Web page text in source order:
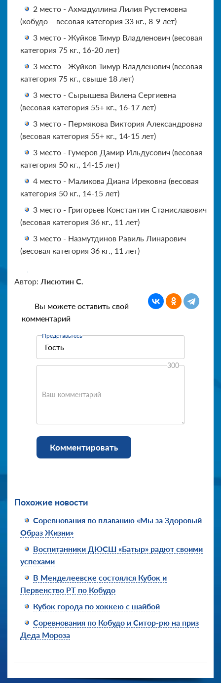
2 место - Ахмадуллина Лилия Рустемовна
(кобудо – весовая категория 33 кг., 8-9 лет)
3 место - Жуйков Тимур Владленович (весовая
категория 75 кг., 16-20 лет)
3 место - Жуйков Тимур Владленович (весовая
категория 75 кг., свыше 18 лет)
3 место - Сырышева Вилена Сергиевна
(весовая категория 55+ кг., 16-17 лет)
3 место - Пермякова Виктория Александровна
(весовая категория 55+ кг., 14-15 лет)
3 место - Гумеров Дамир Ильдусович (весовая
категория 50 кг., 14-15 лет)
4 место - Маликова Диана Ирековна (весовая
категория 50 кг., 14-15 лет)
3 место - Григорьев Константин Станиславович
(весовая категория 36 кг., 11 лет)
3 место - Назмутдинов Равиль Линарович
(весовая категория 36 кг., 11 лет)
Автор: Лисютин С.
Вы можете оставить свой
комментарий
Представьтесь
Ваш комментарий
300
Комментировать
Похожие новости
Соревнования по плаванию «Мы за Здоровый
Образ Жизни»
Воспитанники ДЮСШ «Батыр» радют своими
успехами
В Менделеевске состоялся Кубок и
Первенство РТ по Кобудо
Кубок города по хоккею с шайбой
Соревнования по Кобудо и Ситор-рю на приз
Деда Мороза